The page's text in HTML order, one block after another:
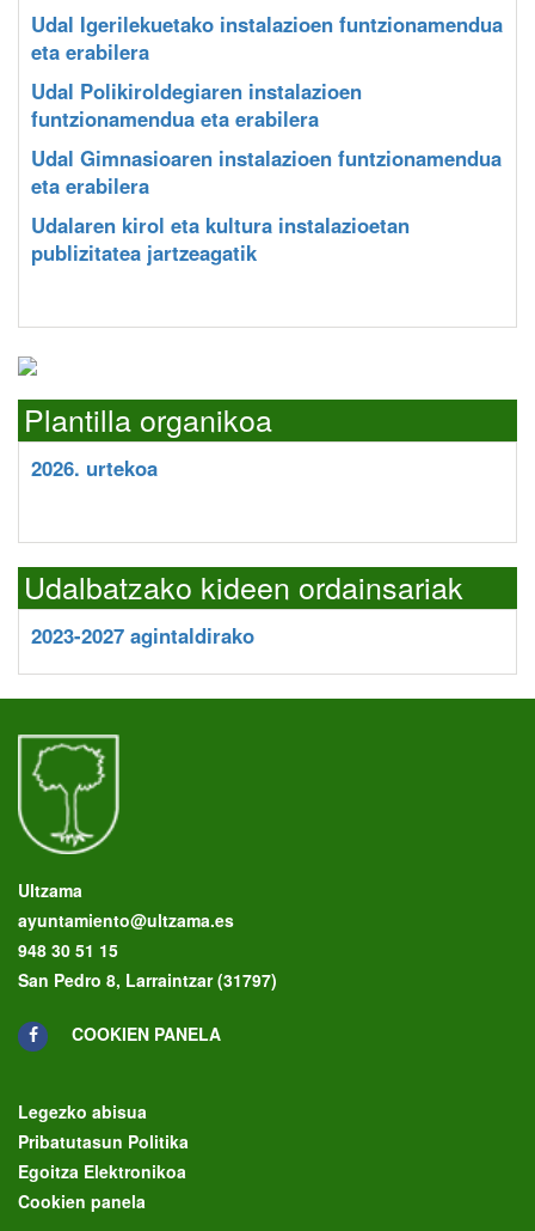
Udal Igerilekuetako instalazioen funtzionamendua
eta erabilera
Udal Polikiroldegiaren instalazioen
funtzionamendua eta erabilera
Udal Gimnasioaren instalazioen funtzionamendua
eta erabilera
Udalaren kirol eta kultura instalazioetan
publizitatea jartzeagatik
Plantilla organikoa
2026. urtekoa
Udalbatzako kideen ordainsariak
2023-2027 agintaldirako
Ultzama
ayuntamiento@ultzama.es
948 30 51 15
San Pedro 8, Larraintzar (31797)
COOKIEN PANELA
Legezko abisua
Pribatutasun Politika
Egoitza Elektronikoa
Cookien panela